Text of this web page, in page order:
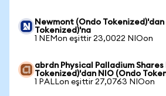
Newmont (Ondo Tokenized)'dan
Tokenized)'na
1 NEMon eşittir 23,0022 NIOon
abrdn Physical Palladium Shares
Tokenized)'dan NIO (Ondo
1 PALLon eşittir 27,0763 NIOon